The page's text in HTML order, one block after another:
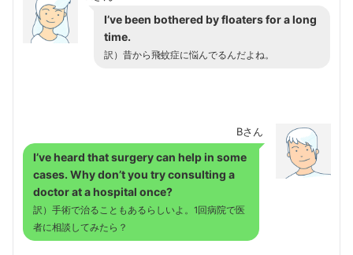
I’ve been bothered by floaters for a long
time.
訳）昔から飛蚊症に悩んでるんだよね。
Bさん
I’ve heard that surgery can help in some
cases. Why don’t you try consulting a
doctor at a hospital once?
訳）手術で治ることもあるらしいよ。1回病院で医
者に相談してみたら？